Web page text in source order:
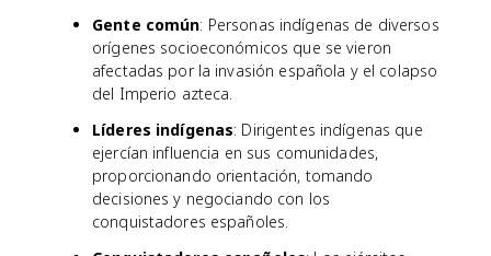
Gente común: Personas indígenas de diversos
orígenes socioeconómicos que se vieron
afectadas por la invasión española y el colapso
del Imperio azteca.
Líderes indígenas: Dirigentes indígenas que
ejercían influencia en sus comunidades,
proporcionando orientación, tomando
decisiones y negociando con los
conquistadores españoles.